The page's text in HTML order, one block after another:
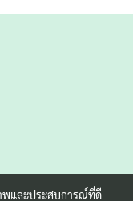
พและประสบการณ์ที่ดี